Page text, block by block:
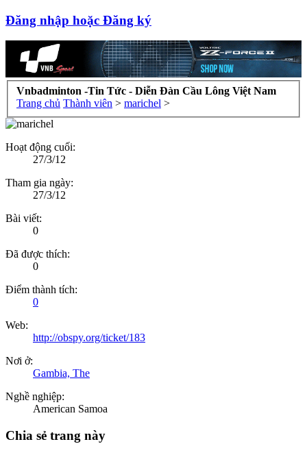
Đăng nhập hoặc Đăng ký
Vnbadminton -Tin Tức - Diễn Đàn Cầu Lông Việt Nam
Trang chủ Thành viên > marichel >
Hoạt động cuối:
27/3/12
Tham gia ngày:
27/3/12
Bài viết:
0
Đã được thích:
0
Điểm thành tích:
0
Web:
http://obspy.org/ticket/183
Nơi ở:
Gambia, The
Nghề nghiệp:
American Samoa
Chia sẻ trang này